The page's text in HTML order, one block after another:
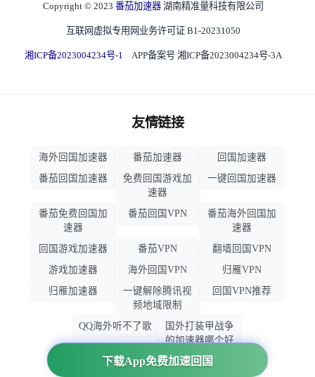
下载App免费加速回国
Copyright © 2023 番茄加速器 湖南精准量科技有限公司
互联网虚拟专用网业务许可证 B1-20231050
湘ICP备2023004234号-1 APP备案号 湘ICP备2023004234号-3A
友情链接
海外回国加速器 番茄加速器
回国加速器
番茄回国加速器
免费回国游戏加
速器
一键回国加速器
番茄免费回国加
速器
番茄回国VPN
番茄海外回国加
速器
回国游戏加速器
番茄VPN
翻墙回国VPN
游戏加速器
海外回国VPN
归雁VPN
归雁加速器
一键解除腾讯视
频地域限制
回国VPN推荐
QQ海外听不了歌
国外打装甲战争
的加速器哪个好
用